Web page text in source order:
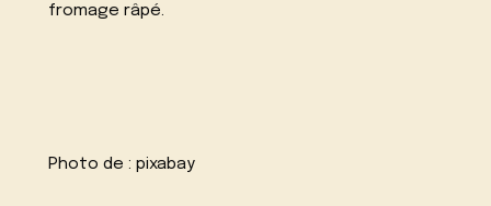
fromage râpé.
Photo de :pixabay